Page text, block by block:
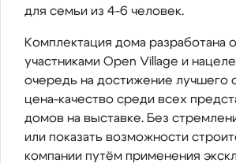
для семьи из 4-6 человек.
Комплектация дома разработана
участниками Open Village и
очередь на достижение лучшего
цена-качество среди всех
домов на выставке. Без
или показать возможности
компании путём применения